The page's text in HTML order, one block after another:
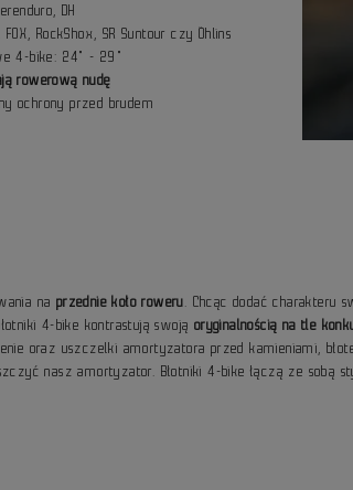
DH
RockShox, SR Suntour czy Öhlins
4-bike: 24" - 29"
rowerową nudę
ochrony przed brudem
na przednie koło roweru. Chcąc dodać charakteru
4-bike kontrastują swoją oryginalnością na tle
oraz uszczelki amortyzatora przed kamieniami,
nasz amortyzator. Błotniki 4-bike łączą ze sobą